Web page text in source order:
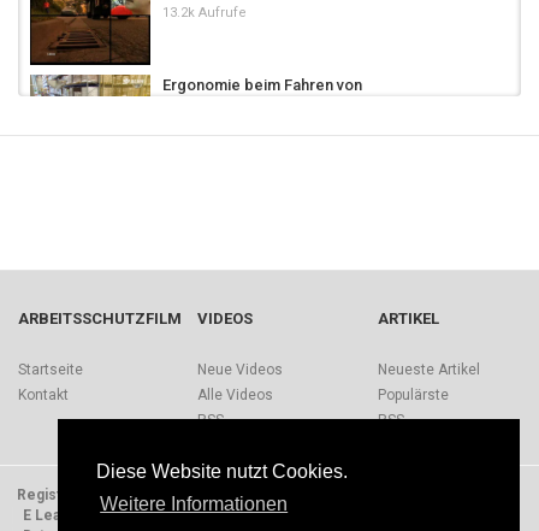
Diese Website nutzt Cookies.
Weitere Informationen
13.2k Aufrufe
Ergonomie beim Fahren von
Stolpern, Rutschen, Stürzen - Alltag eines
20.3k Aufrufe
Energiesparend fahren
8,087 Aufrufe
Heben und Tragen - Alltag eines Entsorgers
ARBEITSSCHUTZFILM
Startseite
Kontakt
VIDEOS
Neue Videos
Alle Videos
RSS
ARTIKEL
Neueste Artikel
Populärste
RSS
Registrieren Impressum Quellen
E Learning Einheiten
Nutzungsbedingungen